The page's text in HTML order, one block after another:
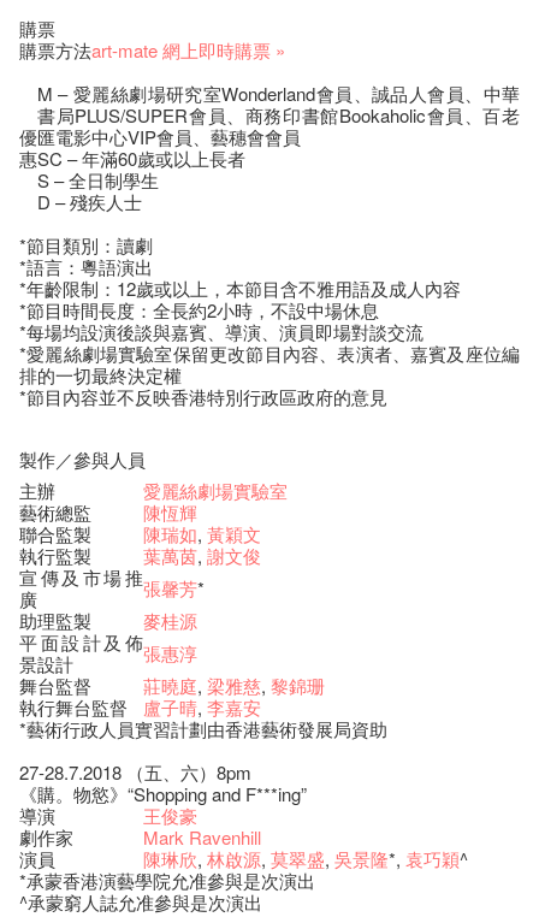
購票
購票方法art-mate 網上即時購票 »
優
惠
M – 愛麗絲劇場研究室Wonderland會員、誠品人會員、中華
書局PLUS/SUPER會員、商務印書館Bookaholic會員、百老
匯電影中心VIP會員、藝穗會會員
SC – 年滿60歲或以上長者
S – 全日制學生
D – 殘疾人士
*節目類別：讀劇
*語言：粵語演出
*年齡限制：12歲或以上，本節目含不雅用語及成人內容
*節目時間長度：全長約2小時，不設中場休息
*每場均設演後談與嘉賓、導演、演員即場對談交流
*愛麗絲劇場實驗室保留更改節目內容、表演者、嘉賓及座位編
排的一切最終決定權
*節目內容並不反映香港特別行政區政府的意見
製作／參與人員
主辦
愛麗絲劇場實驗室
藝術總監
陳恆輝
聯合監製
陳瑞如, 黃穎文
執行監製
葉萬茵, 謝文俊
宣傳及市場推
廣
張馨芳*
助理監製
麥桂源
平面設計及佈
景設計
張惠淳
舞台監督
莊曉庭, 梁雅慈, 黎錦珊
執行舞台監督
盧子晴, 李嘉安
*藝術行政人員實習計劃由香港藝術發展局資助
27-28.7.2018 （五、六）8pm
《購。物慾》“Shopping and F***ing”
導演
王俊豪
劇作家
Mark Ravenhill
演員
陳琳欣, 林啟源, 莫翠盛, 吳景隆*, 袁巧穎^
*承蒙香港演藝學院允准參與是次演出
^承蒙窮人誌允准參與是次演出